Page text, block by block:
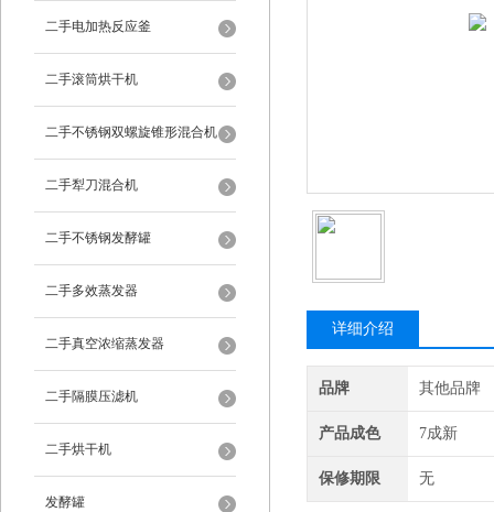
二手电加热反应釜
二手滚筒烘干机
二手不锈钢双螺旋锥形混合机
二手犁刀混合机
二手不锈钢发酵罐
二手多效蒸发器
二手真空浓缩蒸发器
二手隔膜压滤机
二手烘干机
发酵罐
详细介绍
品牌 其他品牌
产品成色 7成新
保修期限 无